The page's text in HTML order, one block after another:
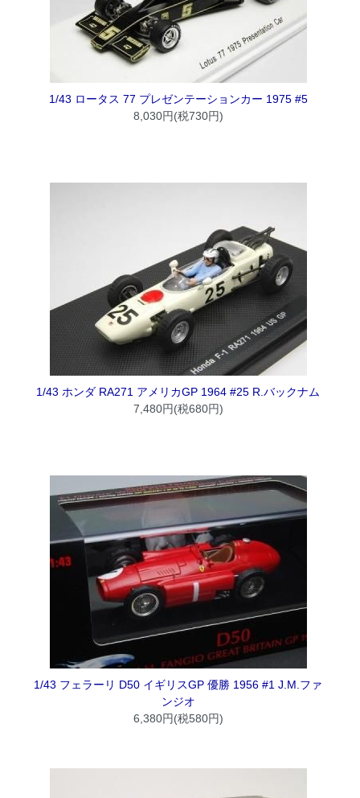
1/43 ロータス 77 プレゼンテーションカー 1975 #5
8,030円(税730円)
1/43 ホンダ RA271 アメリカGP 1964 #25 R.バックナム
7,480円(税680円)
1/43 フェラーリ D50 イギリスGP 優勝 1956 #1 J.M.ファ
ンジオ
6,380円(税580円)